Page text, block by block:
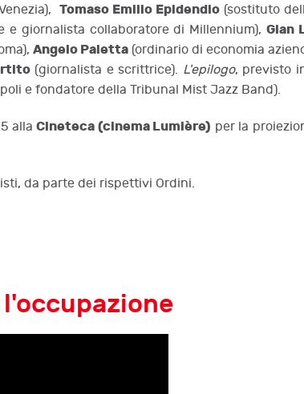
Tomaso Emilio Epidendio (sostituto
e giornalista collaboratore di Millennium), Gian
Angelo Paletta(ordinario di economia
(giornalista e scrittrice). L'epilogo, previsto
e fondatore della Tribunal Mist Jazz Band).
allaCineteca (cinema Lumière) per la
da parte dei rispettivi Ordini.